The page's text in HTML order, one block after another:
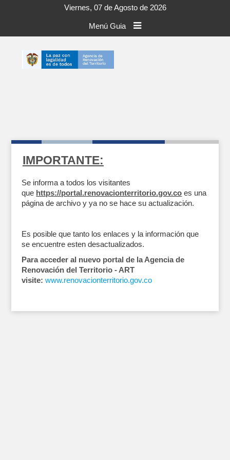
Viernes, 07 de Agosto de 2026
Menú Guia
IMPORTANTE:
Se informa a todos los visitantes
que https://portal.renovacionterritorio.gov.co es una
página de archivo y ya no se hace su actualización.
Es posible que tanto los enlaces y la información que
se encuentre esten desactualizados.
Para acceder al nuevo portal de la Agencia de
Renovación del Territorio - ART
visite: www.renovacionterritorio.gov.co